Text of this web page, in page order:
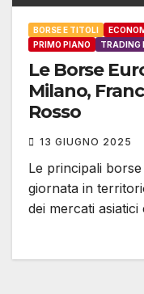
BORSE E TITOLI
PRIMO PIANO
TRADING
Le Borse
Milano,
Rosso
13 GIUGNO 2025
Le principali
giornata in
dei mercati